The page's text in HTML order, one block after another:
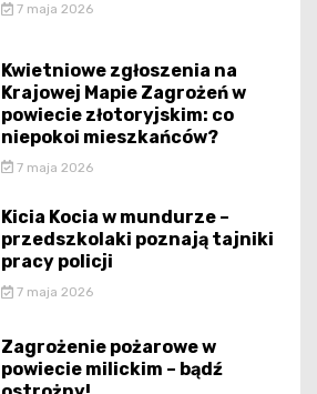
7 maja 2026
Kwietniowe zgłoszenia na
Krajowej Mapie Zagrożeń w
powiecie złotoryjskim: co
niepokoi mieszkańców?
7 maja 2026
Kicia Kocia w mundurze –
przedszkolaki poznają tajniki
pracy policji
7 maja 2026
Zagrożenie pożarowe w
powiecie milickim – bądź